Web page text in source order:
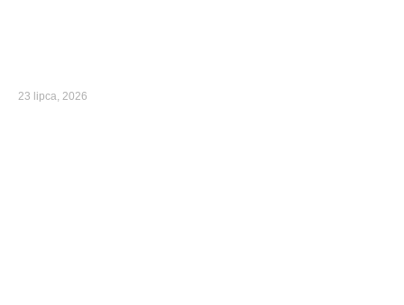
23 lipca, 2026